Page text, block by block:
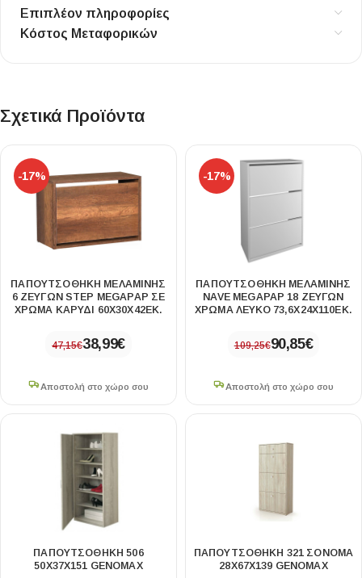
Επιπλέον πληροφορίες
Κόστος Μεταφορικών
Σχετικά Προϊόντα
-17%
ΠΑΠΟΥΤΣΟΘΉΚΗ ΜΕΛΑΜΊΝΗΣ
6 ΖΕΎΓΩΝ STEP MEGAPAP ΣΕ
ΧΡΏΜΑ ΚΑΡΥΔΊ 60X30X42ΕΚ.
47,15€38,99€
Αποστολή στο χώρο σου
-17%
ΠΑΠΟΥΤΣΟΘΉΚΗ ΜΕΛΑΜΊΝΗΣ
NAVE MEGAPAP 18 ΖΕΥΓΏΝ
ΧΡΏΜΑ ΛΕΥΚΌ 73,6X24X110ΕΚ.
109,25€90,85€
Αποστολή στο χώρο σου
ΠΑΠΟΥΤΣΟΘΉΚΗ 506
50X37X151 GENOMAX
ΠΑΠΟΥΤΣΟΘΉΚΗ 321 ΣΌΝΟΜΑ
28X67X139 GENOMAX